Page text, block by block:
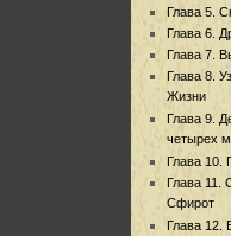
Глава 5.
Глава 6.
Глава 7.
Глава 8.
Жизни
Глава 9.
четырех
Глава 10.
Глава 11.
Сфирот
Глава 12.